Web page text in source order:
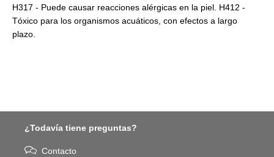
H317 - Puede causar reacciones alérgicas en la piel. H412 -
Tóxico para los organismos acuáticos, con efectos a largo
plazo.
¿Todavía tiene preguntas?
Contacto